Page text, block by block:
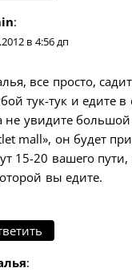
:
в 4:56 дп
все просто,
тук-тук и едите в
не увидите
mall», он будет
15-20 вашего пути,
вы едите.
: